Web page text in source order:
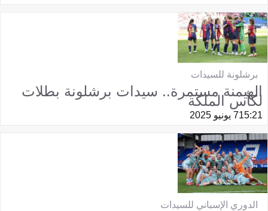
برشلونة للسيدات
الهيمنة مستمرة.. سيدات برشلونة بطلات
لكأس الملكة
15:217 يونيو 2025
الدوري الإسباني للسيدات